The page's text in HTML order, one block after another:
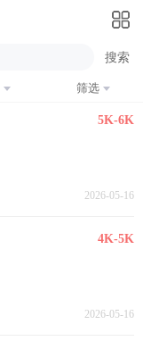
筛选
5K-6K
2026-05-16
4K-5K
2026-05-16